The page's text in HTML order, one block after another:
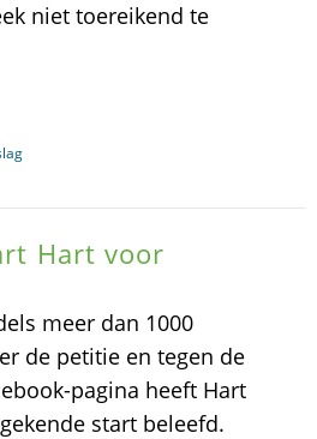
niet toereikend te
Hart voor
meer dan 1000
de petitie en tegen de
pagina heeft Hart
start beleefd.